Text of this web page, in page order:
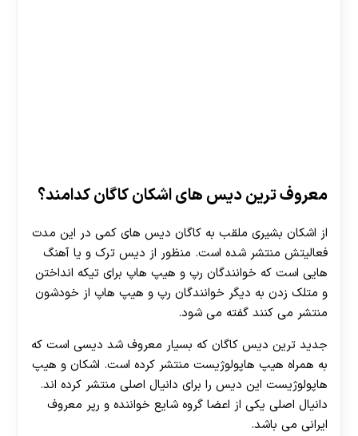
معروف ترین دیس های اشکان کاگان کدامند؟
از اشکان بشیری ملقب به کاگان دیس های کمی در این مدت
فعالیتش منتشر شده است. منظور از دیس ترک و یا آهنگ
هایی است که خوانندگان رپ و هیپ هاپ برای تیکه انداختن
و متلک زدن به دیگر خوانندگان رپ و هیپ هاپ از خودشون
منتشر می کنند گفته می شود.
جدید ترین دیس کاگان که بسیار معروف شد دیسی است که
به همراه هیپ هاپولوژیست منتشر کرده است. اشکان و هیپ
هاپولوژیست این دیس را برای دانیال اصلی منتشر کرده اند.
دانیال اصلی یکی از اعضا گروه شایع خواننده و رپر معروف
ایرانی می باشد.